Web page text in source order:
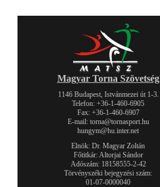
Magyar Torna Szövetség
1146 Budapest, Istvánmezei út 1-3.
Telefon: +36-1-460-6905
Fax: +36-1-460-6907
E-mail: torna@tornasport.hu
hungym@hu.inter.net
Elnök: Dr. Magyar Zoltán
Főtitkár: Altorjai Sándor
Adószám: 18158555-2-42
Törvényszéki bejegyzési szám:
01-07-0000040